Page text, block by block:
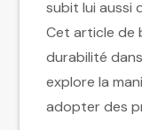
subit lui aussi
Cet article de
durabilité
explore la
adopter des